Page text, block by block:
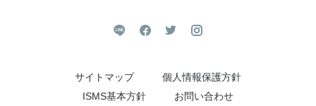
サイトマップ
個人情報保護方針
ISMS基本方針
お問い合わせ